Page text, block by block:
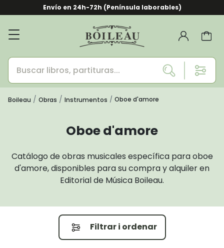
Envío en 24h-72h (Península laborables)
Boileau Obras Instrumentos Oboe d'amore
Oboe d'amore
Catálogo de obras musicales específica para oboe
d'amore, disponibles para su compra y alquiler en
Editorial de Música Boileau.
Filtrar i ordenar